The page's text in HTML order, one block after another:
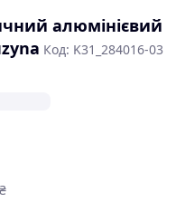
алюмінієвий
Код: K31_284016-03